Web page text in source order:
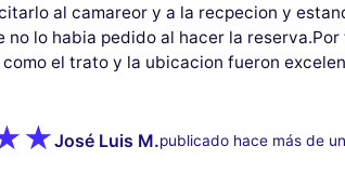
al camareor y a la recpecion y
no lo habia pedido al hacer la
el trato y la ubicacion fueron
José Luis M.publicado hace más de